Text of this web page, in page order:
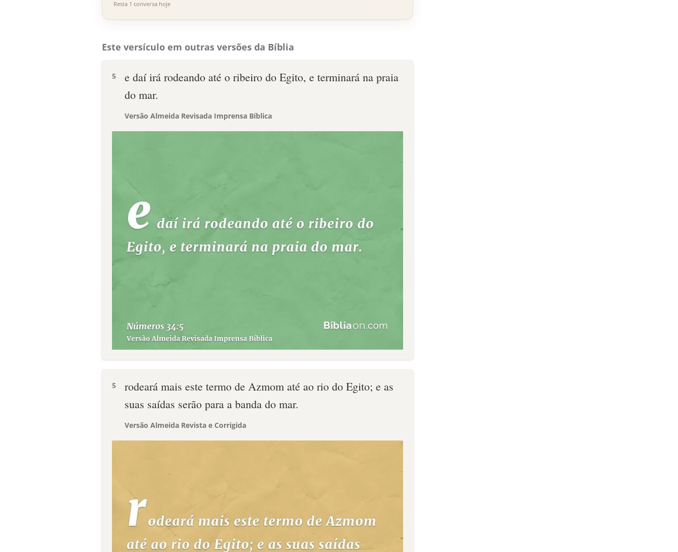
Resta 1 conversa hoje
Este versículo em outras versões da Bíblia
5
e daí irá rodeando até o ribeiro do Egito, e terminará na praia
do mar.
Versão Almeida Revisada Imprensa Bíblica
5
rodeará mais este termo de Azmom até ao rio do Egito; e as
suas saídas serão para a banda do mar.
Versão Almeida Revista e Corrigida